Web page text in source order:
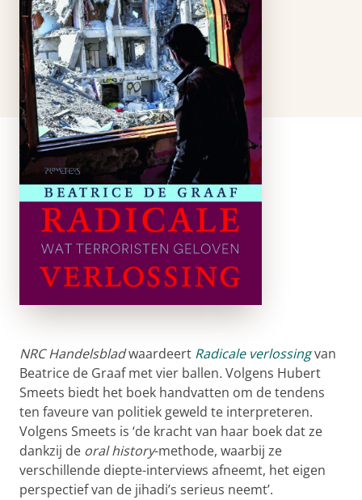
NRC Handelsbladwaardeert Radicale verlossingvan
Beatrice de Graaf met vier ballen.Volgens Hubert
Smeets biedt het boek handvatten om de tendens
ten faveure van politiek geweld te interpreteren.
Volgens Smeets is ‘de kracht van haar boek dat ze
dankzij de oral history-methode, waarbij ze
verschillende diepte-interviews afneemt, het eigen
perspectief van de jihadi’s serieus neemt’.